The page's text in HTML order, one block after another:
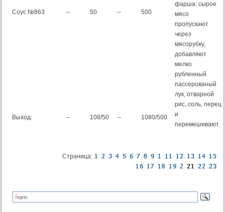
фарша: сырое
мясо
пропускают
через
мясорубку,
добавляют
мелко
рубленный
пассерованый
лук, отварной
рис, соль, перец
и
перемешивают.
Соус №863 -- 50 -- 500
Выход: -- 108/50 -- 1080/500
Страница: